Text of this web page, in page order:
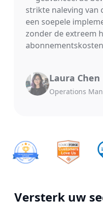
strikte naleving van
een soepele
zonder de extreem
Laura Chen
Operations
Versterk uw